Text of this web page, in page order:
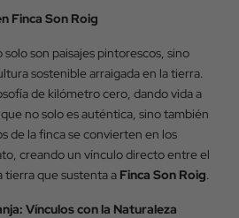
Finca Son Roig
solo son paisajes pintorescos, sino
sostenible arraigada en la tierra.
de kilómetro cero, dando vida a
no solo es auténtica, sino también
de la finca se convierten en los
creando un vínculo directo entre el
tierra que sustenta a Finca Son Roig.
Vínculos con la Naturaleza